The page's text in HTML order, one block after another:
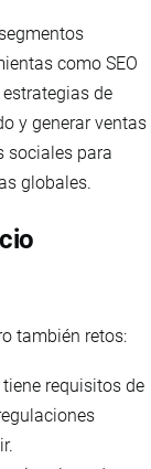
como SEO
de
y generar ventas
sociales para
globales.
también retos:
requisitos de